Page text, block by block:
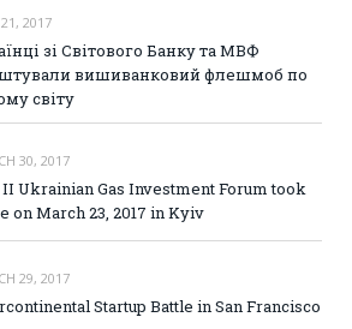
2017
зі Світового Банку та МВФ
вишиванковий флешмоб по
світу
30, 2017
Ukrainian Gas Investment Forum took
on March 23, 2017 in Kyiv
29, 2017
Startup Battle in San Francisco